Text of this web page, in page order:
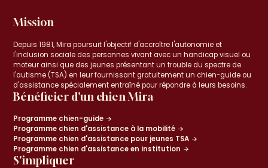
Mission
Depuis 1981, Mira poursuit l'objectif d'accroître l'autonomie et
l'inclusion sociale des personnes vivant avec un handicap visuel ou
moteur ainsi que des jeunes présentant un trouble du spectre de
l'autisme (TSA) en leur fournissant gratuitement un chien-guide ou
d'assistance spécialement entraîné pour répondre à leurs besoins.
Bénéficier d'un chien Mira
Programme chien-guide
Programme chien d'assistance à la mobilité
Programme chien d'assistance pour jeunes TSA
Programme chien d'assistance en institution
S'impliquer